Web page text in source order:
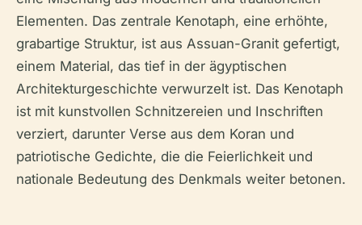
Elementen. Das zentrale Kenotaph, eine erhöhte,
grabartige Struktur, ist aus Assuan-Granit gefertigt,
einem Material, das tief in der ägyptischen
Architekturgeschichte verwurzelt ist. Das Kenotaph
ist mit kunstvollen Schnitzereien und Inschriften
verziert, darunter Verse aus dem Koran und
patriotische Gedichte, die die Feierlichkeit und
nationale Bedeutung des Denkmals weiter betonen.